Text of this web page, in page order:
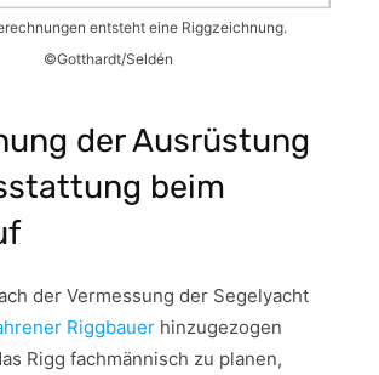
entsteht eine Riggzeichnung.
©Gotthardt/Seldén
der Ausrüstung
beim
der Vermessung der Segelyacht
Riggbauer hinzugezogen
Rigg fachmännisch zu planen,